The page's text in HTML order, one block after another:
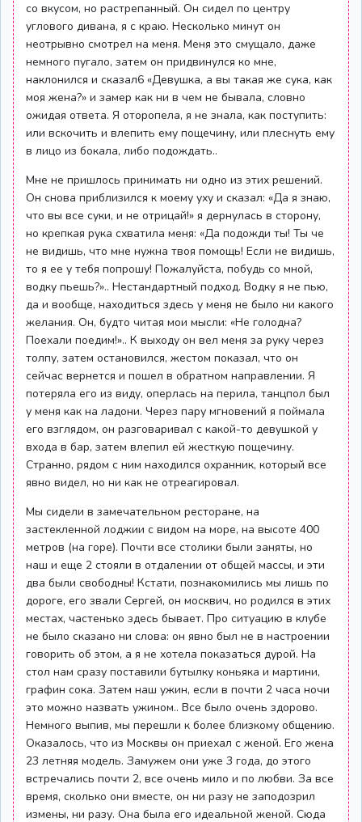
со вкусом, но растрепанный. Он сидел по центру
углового дивана, я с краю. Несколько минут он
неотрывно смотрел на меня. Меня это смущало, даже
немного пугало, затем он придвинулся ко мне,
наклонился и сказал6 «Девушка, а вы такая же сука, как
моя жена?» и замер как ни в чем не бывала, словно
ожидая ответа. Я оторопела, я не знала, как поступить:
или вскочить и влепить ему пощечину, или плеснуть ему
в лицо из бокала, либо подождать..
Мне не пришлось принимать ни одно из этих решений.
Он снова приблизился к моему уху и сказал: «Да я знаю,
что вы все суки, и не отрицай!» я дернулась в сторону,
но крепкая рука схватила меня: «Да подожди ты! Ты че
не видишь, что мне нужна твоя помощь! Если не видишь,
то я ее у тебя попрошу! Пожалуйста, побудь со мной,
водку пьешь?».. Нестандартный подход. Водку я не пью,
да и вообще, находиться здесь у меня не было ни какого
желания. Он, будто читая мои мысли: «Не голодна?
Поехали поедим!».. К выходу он вел меня за руку через
толпу, затем остановился, жестом показал, что он
сейчас вернется и пошел в обратном направлении. Я
потеряла его из виду, оперлась на перила, танцпол был
у меня как на ладони. Через пару мгновений я поймала
его взглядом, он разговаривал с какой-то девушкой у
входа в бар, затем влепил ей жесткую пощечину.
Странно, рядом с ним находился охранник, который все
явно видел, но ни как не отреагировал.
Мы сидели в замечательном ресторане, на
застекленной лоджии с видом на море, на высоте 400
метров (на горе). Почти все столики были заняты, но
наш и еще 2 стояли в отдалении от общей массы, и эти
два были свободны! Кстати, познакомились мы лишь по
дороге, его звали Сергей, он москвич, но родился в этих
местах, частенько здесь бывает. Про ситуацию в клубе
не было сказано ни слова: он явно был не в настроении
говорить об этом, а я не хотела показаться дурой. На
стол нам сразу поставили бутылку коньяка и мартини,
графин сока. Затем наш ужин, если в почти 2 часа ночи
это можно назвать ужином.. Все было очень здорово.
Немного выпив, мы перешли к более близкому общению.
Оказалось, что из Москвы он приехал с женой. Его жена
23 летняя модель. Замужем они уже 3 года, до этого
встречались почти 2, все очень мило и по любви. За все
время, сколько они вместе, он ни разу не заподозрил
измены, ни разу. Она была его идеальной женой. Сюда